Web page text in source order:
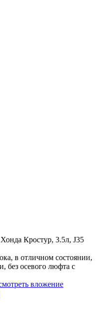
Кростур, 3.5л, J35
в отличном состоянии,
без осевого люфта с
вложение